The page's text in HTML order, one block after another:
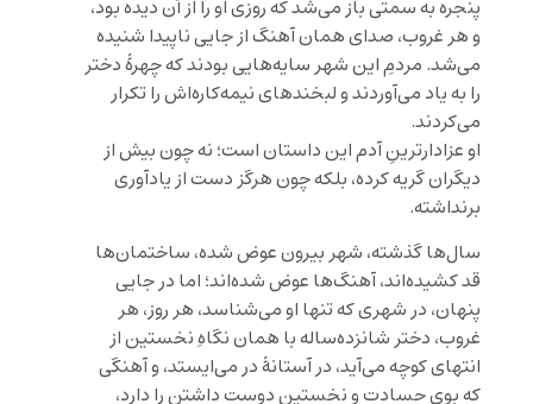
پنجره به سمتی باز می‌شد که روزی او را از آن دیده بود،
و هر غروب، صدای همان آهنگ از جایی ناپیدا شنیده
می‌شد. مردمِ این شهر سایه‌هایی بودند که چهرهٔ دختر
را به یاد می‌آوردند و لبخندهای نیمه‌کاره‌اش را تکرار
می‌کردند.
او عزادارترینِ آدم‌ این داستان است؛ نه چون بیش از
دیگران گریه کرده، بلکه چون هرگز دست از یادآوری
برنداشته.
سال‌ها گذشته، شهر بیرون عوض شده، ساختمان‌ها
قد کشیده‌اند، آهنگ‌ها عوض شده‌اند؛ اما در جایی
پنهان، در شهری که تنها او می‌شناسد، هر روز، هر
غروب، دختر شانزده‌ساله با همان نگاهِ نخستین از
انتهای کوچه می‌آید، در آستانهٔ در می‌ایستد، و آهنگی
که بوی حسادت و نخستین دوست داشتن را دارد،